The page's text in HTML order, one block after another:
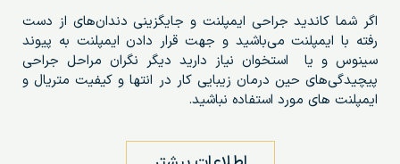
اگر شما کاندید جراحی ایمپلنت و جایگزینی دندان‌های از دست
رفته با ایمپلنت می‌باشید و جهت قرار دادن ایمپلنت به پیوند
سینوس و یا
استخوان نیاز دارید دیگر نگران مراحل جراحی
پیچیدگی‌های حین درمان زیبایی کار در انتها و کیفیت متریال و
ایمپلنت های مورد استفاده نباشید.